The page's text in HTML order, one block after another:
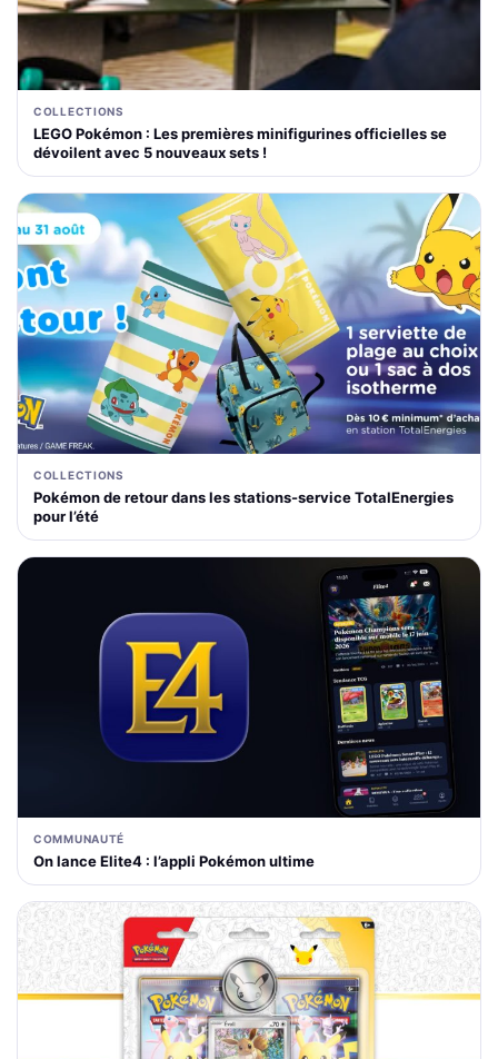
COLLECTIONS
LEGO Pokémon : Les premières minifigurines officielles se
dévoilent avec 5 nouveaux sets !
COLLECTIONS
Pokémon de retour dans les stations-service TotalEnergies
pour l’été
COMMUNAUTÉ
On lance Elite4 : l’appli Pokémon ultime